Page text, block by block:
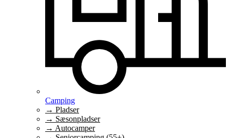
Camping
→ Pladser
→ Sæsonpladser
→ Autocamper